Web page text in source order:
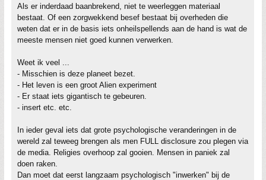
Als er inderdaad baanbrekend, niet te weerleggen materiaal
bestaat. Of een zorgwekkend besef bestaat bij overheden die
weten dat er in de basis iets onheilspellends aan de hand is wat de
meeste mensen niet goed kunnen verwerken.
Weet ik veel ...
- Misschien is deze planeet bezet.
- Het leven is een groot Alien experiment
- Er staat iets gigantisch te gebeuren.
- insert etc. etc.
In ieder geval iets dat grote psychologische veranderingen in de
wereld zal teweeg brengen als men FULL disclosure zou plegen via
de media. Religies overhoop zal gooien. Mensen in paniek zal
doen raken.
Dan moet dat eerst langzaam psychologisch "inwerken" bij de